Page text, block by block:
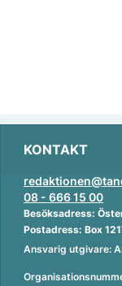
KONTAKT
08 - 666 15 00
Besöksadress:
Postadress: Box
Ansvarig utgivare: